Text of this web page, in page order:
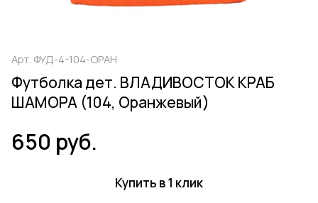
Арт. ФУД-4-104-ОРАН
Футболка дет. ВЛАДИВОСТОК КРАБ
ШАМОРА (104, Оранжевый)
650 руб.
Купить в 1 клик